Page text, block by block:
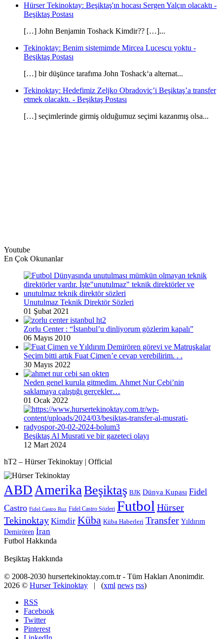
Hürser Tekinoktay: Beşiktaş'ın hocası Sergen Yalçın olacaktı -
Beşiktaş Postası
[…] John Benjamin Toshack Kimdir?? […]...
Tekinoktay: Benim sistemimde Mircea Lucescu yoktu -
Beşiktaş Postası
[…] bir düşünce tarafıma John Toshack‘a alternat...
Tekinoktay: Hedefimiz Zeljko Obradoviç’i Beşiktaş’a transfer
etmek olacaktı. - Beşiktaş Postası
[…] seçimlerinde girmiş olduğumuz seçimi kazanmış olsa...
Youtube
En Çok Okunanlar
Unutulmaz Teknik Direktör Sözleri
01 Şubat 2021
Zorlu Center : “İstanbul’u dinliyorum gözlerim kapalı”
06 Mayıs 2010
Seçim bitti artık Fuat Çimen’e cevap verebilirim. . .
30 Mayıs 2022
Neden genel kurula gitmedim. Ahmet Nur Çebi’nin
saklamaya çalıştığı gerçekler…
01 Ocak 2022
Beşiktaş Al Musrati ve bir gazeteci olayı
12 Mart 2024
hT2 – Hürser Tekinoktay | Official
ABD Amerika Beşiktaş BJK Dünya Kupası Fidel
Castro Fidel Castro Ruz Fidel Castro Sözleri Futbol Hürser
Tekinoktay Kimdir Küba Küba Haberleri Transfer Yıldırım
Demirören İran
Futbol Hakkında
Beşiktaş Hakkında
© 2008-2030 hursertekinoktay.com.tr - Tüm Hakları Anonimdir.
2026 © Hurser Tekinoktay | (xml news rss)
RSS
Facebook
Twitter
Pinterest